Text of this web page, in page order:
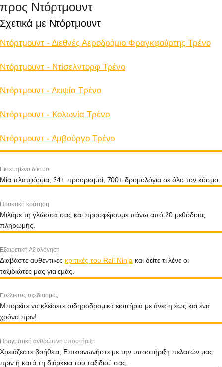
προς Ντόρτμουντ
Σχετικά με Ντόρτμουντ
Ντόρτμουντ - Διεθνές Αεροδρόμιο Φραγκφούρτης Tρένο
Ντόρτμουντ - Ντίσελντορφ Tρένο
Ντόρτμουντ - Λειψία Tρένο
Ντόρτμουντ - Κολωνία Tρένο
Ντόρτμουντ - Αμβούργο Tρένο
Εκτεταμένο δίκτυο
Μία πλατφόρμα, 34+ προορισμοί, 700+ δρομολόγια σε όλο τον κόσμο.
Πρακτική κράτηση
Μιλάμε τη γλώσσα σας και προσφέρουμε πάνω από 20 μεθόδους
πληρωμής.
Εξαιρετική Αξιολόγηση
Διαβάστε αυθεντικές κριτικές του Rail Ninja και δείτε τι λένε οι
ταξιδιώτες μας για εμάς.
Ευέλικτος σχεδιασμός
Μπορείτε να κλείσετε σιδηροδρομικά εισιτήρια με άνεση έως και ένα
χρόνο πριν!
Πραγματική ανθρώπινη υποστήριξη
Χρειάζεστε βοήθεια; Επικοινωνήστε με την υποστήριξη πελατών μας
πριν ή κατά τη διάρκεια του ταξιδιού σας.